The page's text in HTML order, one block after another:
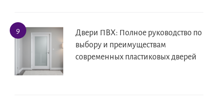
Двери ПВХ: Полное руководство по
выбору и преимуществам
современных пластиковых дверей